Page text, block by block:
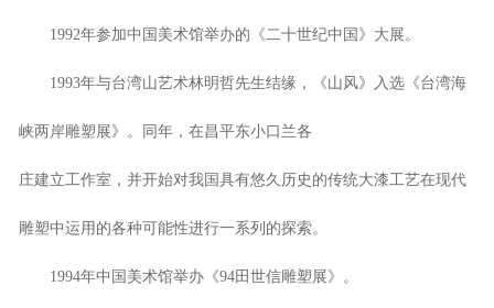
1992年参加中国美术馆举办的《二十世纪中国》大展。
1993年与台湾山艺术林明哲先生结缘，《山风》入选《台湾海
峡两岸雕塑展》。同年，在昌平东小口兰各
庄建立工作室，并开始对我国具有悠久历史的传统大漆工艺在现代
雕塑中运用的各种可能性进行一系列的探索。
1994年中国美术馆举办《94田世信雕塑展》。